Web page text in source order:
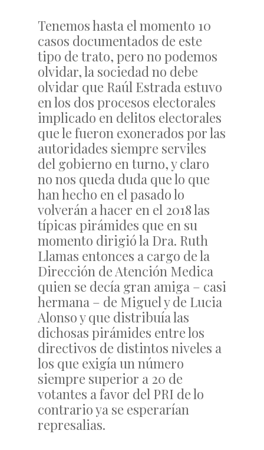
Tenemos hasta el momento 10
casos documentados de este
tipo de trato, pero no podemos
olvidar, la sociedad no debe
olvidar que Raúl Estrada estuvo
en los dos procesos electorales
implicado en delitos electorales
que le fueron exonerados por las
autoridades siempre serviles
del gobierno en turno, y claro
no nos queda duda que lo que
han hecho en el pasado lo
volverán a hacer en el 2018 las
típicas pirámides que en su
momento dirigió la Dra. Ruth
Llamas entonces a cargo de la
Dirección de Atención Medica
quien se decía gran amiga – casi
hermana – de Miguel y de Lucia
Alonso y que distribuía las
dichosas pirámides entre los
directivos de distintos niveles a
los que exigía un número
siempre superior a 20 de
votantes a favor del PRI de lo
contrario ya se esperarían
represalias.